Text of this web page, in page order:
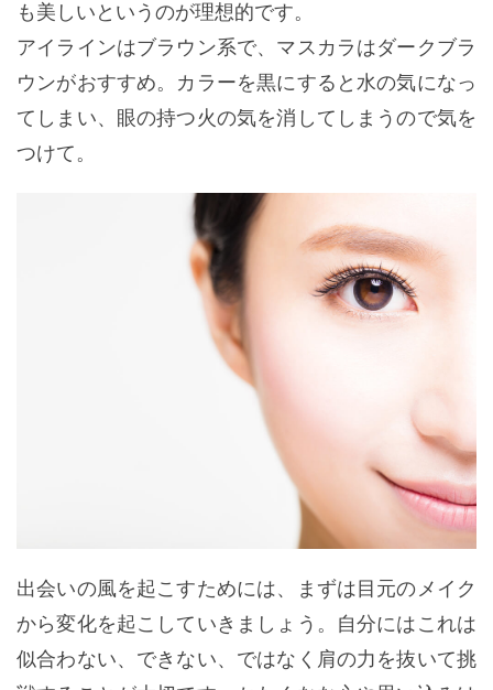
も美しいというのが理想的です。
アイラインはブラウン系で、マスカラはダークブラ
ウンがおすすめ。カラーを黒にすると水の気になっ
てしまい、眼の持つ火の気を消してしまうので気を
つけて。
出会いの風を起こすためには、まずは目元のメイク
から変化を起こしていきましょう。自分にはこれは
似合わない、できない、ではなく肩の力を抜いて挑